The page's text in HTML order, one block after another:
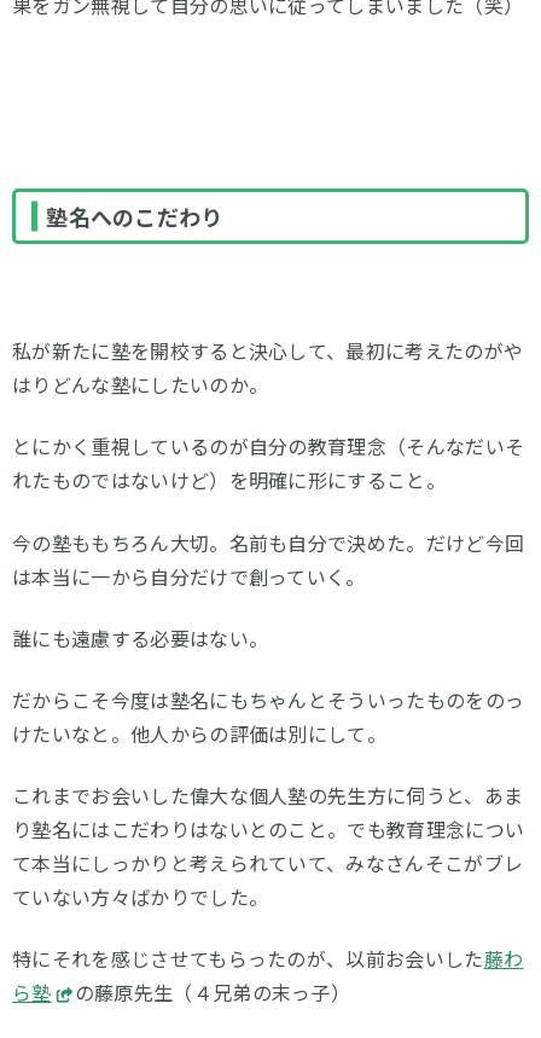
塾名へのこだわり
私が新たに塾を開校すると決心して、最初に考えたのがや
はりどんな塾にしたいのか。
とにかく重視しているのが自分の教育理念（そんなだいそ
れたものではないけど）を明確に形にすること。
今の塾ももちろん大切。名前も自分で決めた。だけど今回
は本当に一から自分だけで創っていく。
誰にも遠慮する必要はない。
だからこそ今度は塾名にもちゃんとそういったものをのっ
けたいなと。他人からの評価は別にして。
これまでお会いした偉大な個人塾の先生方に伺うと、あま
り塾名にはこだわりはないとのこと。でも教育理念につい
て本当にしっかりと考えられていて、みなさんそこがブレ
ていない方々ばかりでした。
特にそれを感じさせてもらったのが、以前お会いした藤わ
ら塾
の藤原先生（４兄弟の末っ子）